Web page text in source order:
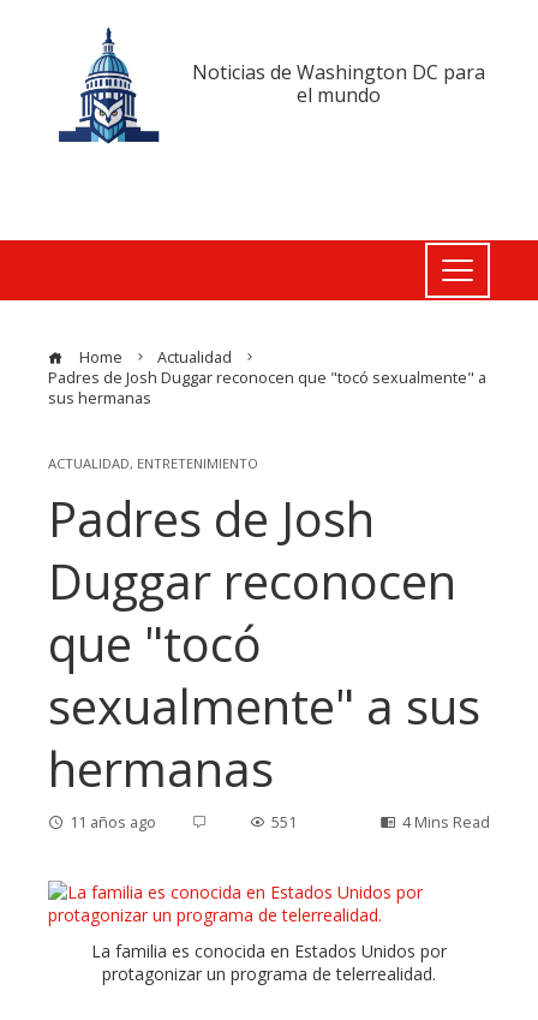
Noticias de Washington DC para
el mundo
Home
Actualidad
Padres de Josh Duggar reconocen que "tocó sexualmente" a
sus hermanas
ACTUALIDAD, ENTRETENIMIENTO
Padres de Josh
Duggar reconocen
que "tocó
sexualmente" a sus
hermanas
11 años ago 551 4 Mins Read
La familia es conocida en Estados Unidos por
protagonizar un programa de telerrealidad.